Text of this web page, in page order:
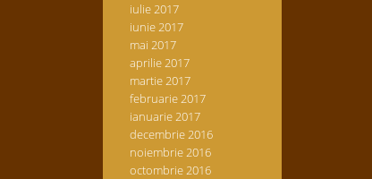
iulie 2017
iunie 2017
mai 2017
aprilie 2017
martie 2017
februarie 2017
ianuarie 2017
decembrie 2016
noiembrie 2016
octombrie 2016